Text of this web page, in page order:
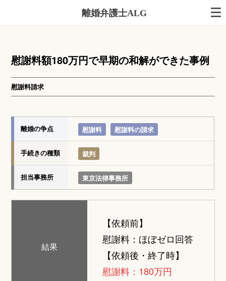
離婚弁護士ALG
慰謝料額180万円で早期の和解ができた事例
慰謝料請求
離婚の争点 慰謝料 慰謝料の請求
手続きの種類 裁判
担当事務所 東京法律事務所
結果
【依頼前】
慰謝料：ほぼゼロ回答
【依頼後・終了時】
慰謝料：180万円